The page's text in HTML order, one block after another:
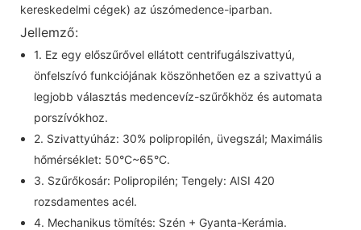
kereskedelmi cégek) az úszómedence-iparban.
Jellemző:
1. Ez egy előszűrővel ellátott centrifugálszivattyú,
önfelszívó funkciójának köszönhetően ez a szivattyú a
legjobb választás medencevíz-szűrőkhöz és automata
porszívókhoz.
2. Szivattyúház: 30% polipropilén, üvegszál; Maximális
hőmérséklet: 50°C~65°C.
3. Szűrőkosár: Polipropilén; Tengely: AISI 420
rozsdamentes acél.
4. Mechanikus tömítés: Szén + Gyanta-Kerámia.